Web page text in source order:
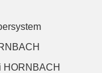
HORNBACH